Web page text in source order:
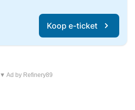
Koop e-ticket
▼ Ad by Refinery89